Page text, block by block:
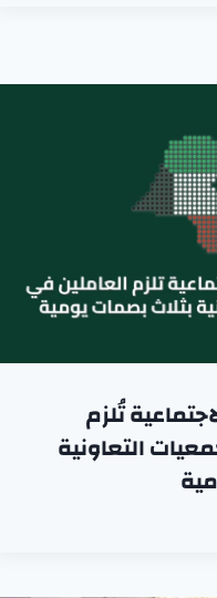
تُلزم
التعاونية